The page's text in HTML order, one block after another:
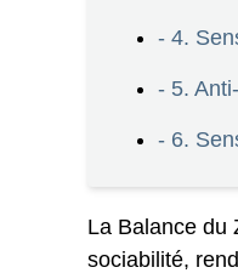
- 4.
- 5.
- 6.
La Balance du
sociabilité, rend